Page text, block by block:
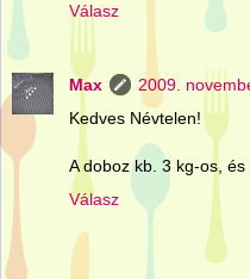
Válasz
Max
2009.
Kedves Névtelen!
A doboz kb. 3 kg-os,
Válasz